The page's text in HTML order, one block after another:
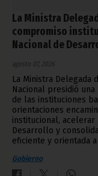
La Ministra
compromiso
Nacional de
agosto 07, 2026
La Ministra Delegada
Nacional presidió
de las instituciones
orientaciones
institucional, acelerar
Desarrollo y
eficiente y orientada
Gobierno